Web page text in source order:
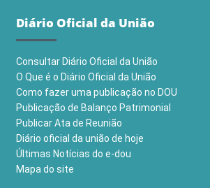
Diário Oficial da União
Consultar Diário Oficial da União
O Que é o Diário Oficial da União
Como fazer uma publicação no DOU
Publicação de Balanço Patrimonial
Publicar Ata de Reunião
Diário oficial da união de hoje
Últimas Notícias do e-dou
Mapa do site